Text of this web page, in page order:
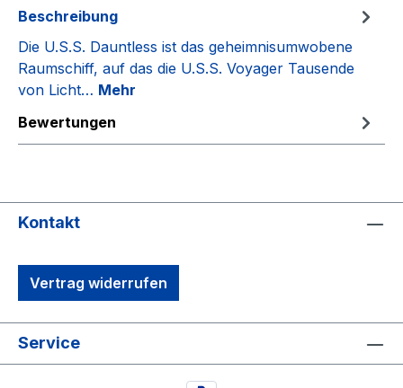
Beschreibung
Die U.S.S. Dauntless ist das geheimnisumwobene
Raumschiff, auf das die U.S.S. Voyager Tausende
von Licht… Mehr
Bewertungen
Kontakt
Vertrag widerrufen
Service